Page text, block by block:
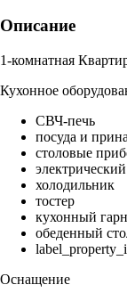
Описание
1-комнатная
Кухонное
СВЧ-печь
посуда и
столовые
холодильник
тостер
кухонный
обеденный
Оснащение